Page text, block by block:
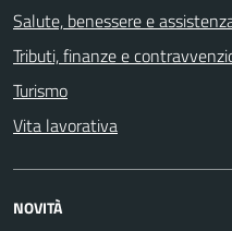
Salute, benessere e
Tributi, finanze e
Turismo
Vita lavorativa
NOVITÀ